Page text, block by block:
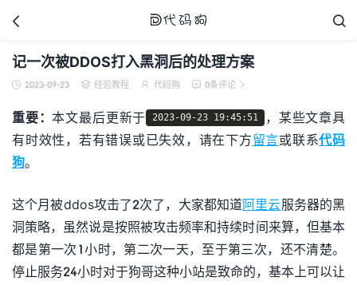

代码狗
 
记一次被DDOS打入黑洞后的处理方案
 2023-09-23  经验教程  代码狗  0条评论 
重要：本文最后更新于 2023-09-23 19:45:51
，某些文章具
有时效性，若有错误或已失效，请在下方留言或联系代码
狗。
这个月被ddos攻击了2次了，大家都知道阿里云服务器的黑
洞策略，虽然说是按照被攻击频率和持续时间来算，但基本
都是第一次1小时，第二次一天，至于第三次，还不清楚。
停止服务24小时对于狗哥这种小站是致命的，基本上可以让